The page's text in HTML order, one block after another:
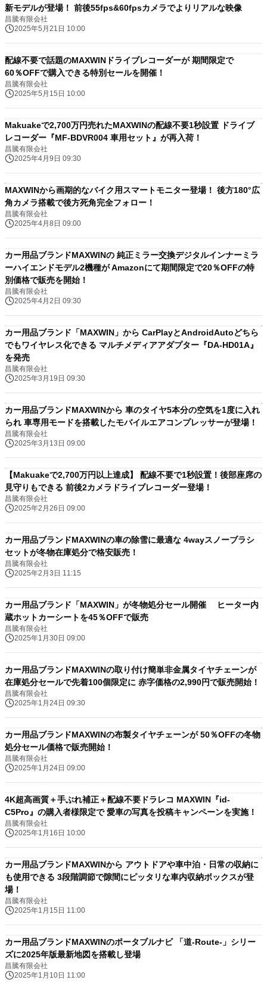
新モデルが登場！ 前後55fps&60fpsカメラでよりリアルな映像
昌騰有限会社
2025年5月21日 10:00
配線不要で話題のMAXWINドライブレコーダーが 期間限定で
60％OFFで購入できる特別セールを開催！
昌騰有限会社
2025年5月15日 10:00
Makuakeで2,700万円売れたMAXWINの配線不要1秒設置 ドライブ
レコーダー『MF-BDVR004 車用セット』が再入荷！
昌騰有限会社
2025年4月9日 09:30
MAXWINから画期的なバイク用スマートモニター登場！ 後方180°広
角カメラ搭載で後方死角完全フォロー！
昌騰有限会社
2025年4月8日 09:00
カー用品ブランドMAXWINの 純正ミラー交換デジタルインナーミラ
ーハイエンドモデル2機種が Amazonにて期間限定で20％OFFの特
別価格で販売を開始！
昌騰有限会社
2025年4月2日 09:30
カー用品ブランド「MAXWIN」から CarPlayとAndroidAutoどちら
でもワイヤレス化できる マルチメディアアダプター『DA-HD01A』
を発売
昌騰有限会社
2025年3月19日 09:30
カー用品ブランドMAXWINから 車のタイヤ5本分の空気を1度に入れ
られ 車専用モードを搭載したモバイルエアコンプレッサーが登場！
昌騰有限会社
2025年3月13日 09:00
【Makuakeで2,700万円以上達成】 配線不要で1秒設置！後部座席の
見守りもできる 前後2カメラドライブレコーダー登場！
昌騰有限会社
2025年2月26日 09:00
カー用品ブランドMAXWINの車の除雪に最適な 4wayスノーブラシ
セットが冬物在庫処分で格安販売！
昌騰有限会社
2025年2月3日 11:15
カー用品ブランド「MAXWIN」が冬物処分セール開催 ヒーター内
蔵ホットカーシートを45％OFFで販売
昌騰有限会社
2025年1月30日 09:00
カー用品ブランドMAXWINの取り付け簡単非金属タイヤチェーンが
在庫処分セールで先着100個限定に 赤字価格の2,990円で販売開始！
昌騰有限会社
2025年1月24日 09:30
カー用品ブランドMAXWINの布製タイヤチェーンが 50％OFFの冬物
処分セール価格で販売開始！
昌騰有限会社
2025年1月24日 09:00
4K超高画質＋手ぶれ補正＋配線不要ドラレコ MAXWIN『id-
C5Pro』の購入者様限定で 愛車の写真を投稿キャンペーンを実施！
昌騰有限会社
2025年1月16日 10:00
カー用品ブランドMAXWINから アウトドアや車中泊・日常の収納に
も使用できる 3段階調節で隙間にピッタリな車内収納ボックスが登
場！
昌騰有限会社
2025年1月15日 11:00
カー用品ブランドMAXWINのポータブルナビ 「道-Route-」シリー
ズに2025年版最新地図を搭載し登場
昌騰有限会社
2025年1月10日 11:00